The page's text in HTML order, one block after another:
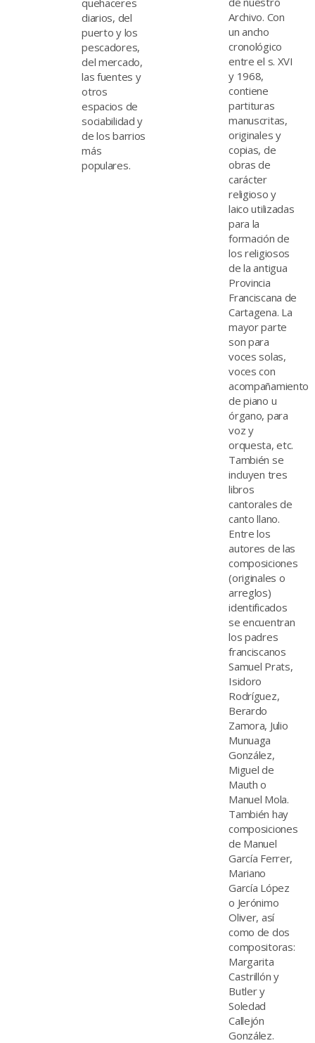
diarios, del
puerto y los
pescadores,
del mercado,
las fuentes y
otros
espacios de
sociabilidad y
de los barrios
más
populares.
Archivo. Con
un ancho
cronológico
entre el s. XVI
y 1968,
contiene
partituras
manuscritas,
originales y
copias, de
obras de
carácter
religioso y
laico utilizadas
para la
formación de
los religiosos
de la antigua
Provincia
Franciscana de
Cartagena. La
mayor parte
son para
voces solas,
voces con
acompañamiento
de piano u
órgano, para
voz y
orquesta, etc.
También se
incluyen tres
libros
cantorales de
canto llano.
Entre los
autores de las
composiciones
(originales o
arreglos)
identificados
se encuentran
los padres
franciscanos
Samuel Prats,
Isidoro
Rodríguez,
Berardo
Zamora, Julio
Munuaga
González,
Miguel de
Mauth o
Manuel Mola.
También hay
composiciones
de Manuel
García Ferrer,
Mariano
García López
o Jerónimo
Oliver, así
como de dos
compositoras:
Margarita
Castrillón y
Butler y
Soledad
Callejón
González.